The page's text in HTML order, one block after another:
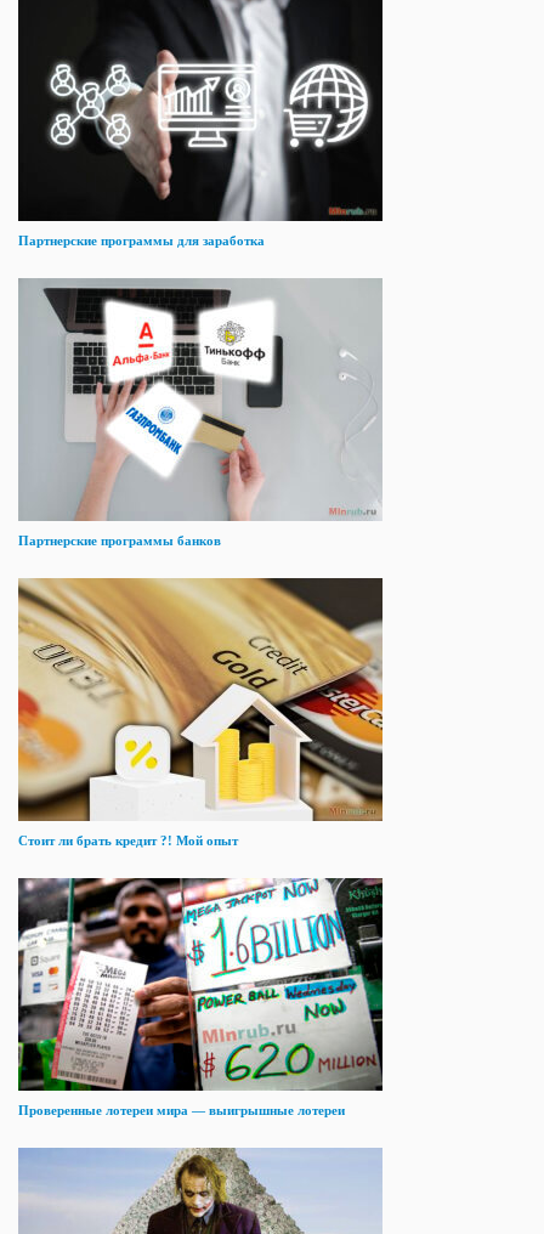
Партнерские программы для заработка
Партнерские программы банков
Стоит ли брать кредит ?! Мой опыт
Проверенные лотереи мира — выигрышные лотереи